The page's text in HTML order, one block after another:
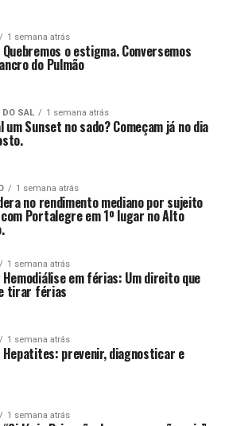
1 semana atrás
Quebremos o estigma. Conversemos
do Pulmão
DO SAL 1 semana atrás
um Sunset no sado? Começam já no dia
1 semana atrás
no rendimento mediano por sujeito
Portalegre em 1º lugar no Alto
1 semana atrás
Hemodiálise em férias: Um direito que
tirar férias
1 semana atrás
Hepatites: prevenir, diagnosticar e
1 semana atrás